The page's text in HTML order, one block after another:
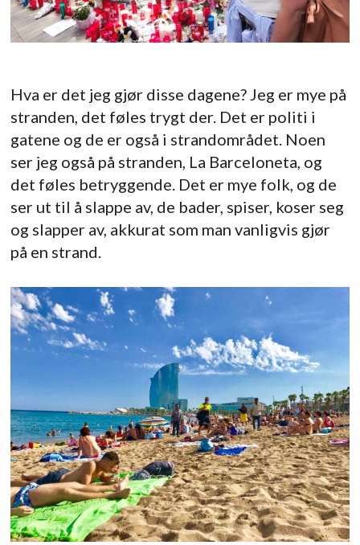
Hva er det jeg gjør disse dagene? Jeg er mye på
stranden, det føles trygt der. Det er politi i
gatene og de er også i strandområdet. Noen
ser jeg også på stranden, La Barceloneta, og
det føles betryggende. Det er mye folk, og de
ser ut til å slappe av, de bader, spiser, koser seg
og slapper av, akkurat som man vanligvis gjør
på en strand.